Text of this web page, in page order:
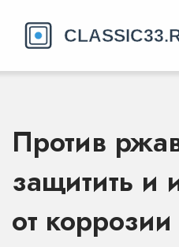
Против
защитить и
от